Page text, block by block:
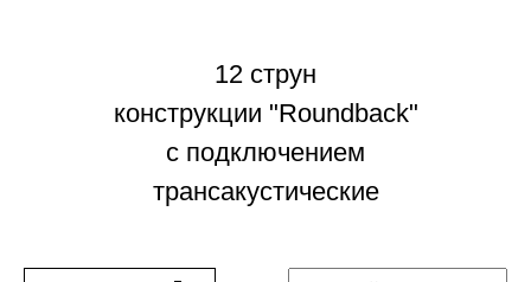
12 струн
конструкции "Roundback"
с подключением
трансакустические